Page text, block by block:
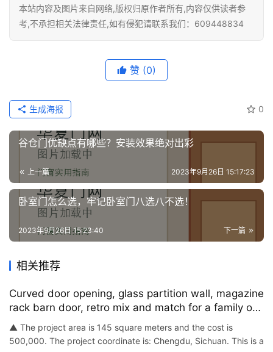
本站内容及图片来自网络,版权归原作者所有,内容仅供读者参
考,不承担相关法律责任,如有侵犯请联系我们：609448834
赞 (0)
0
生成海报
谷仓门优缺点有哪些？安装效果绝对出彩
上一篇 2023年9月26日 15:17:23
卧室门怎么选，牢记卧室门八选八不选！
下一篇
2023年9月26日 15:23:40
相关推荐
Curved door opening, glass partition wall, magazine
rack barn door, retro mix and match for a family of
three
▲ The project area is 145 square meters and the cost is
500,000. The project coordinate is: Chengdu, Sichuan. This is a